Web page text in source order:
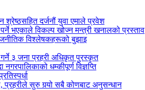
श्रेष्ठसहित दर्जनौं युवा एमाले प्रवेश
भएकाले विकल्प खोज्न मन्त्री खनालको प्रस्ताव
विश्लेषकहरूको बुझाइ
गर्ने ३ जना प्रहरी अधिकृत पुरस्कृत
धम्कीपूर्ण विज्ञप्ति
प्रहरीले सुरु गर्‍यो सबै कोणबाट अनुसन्धान